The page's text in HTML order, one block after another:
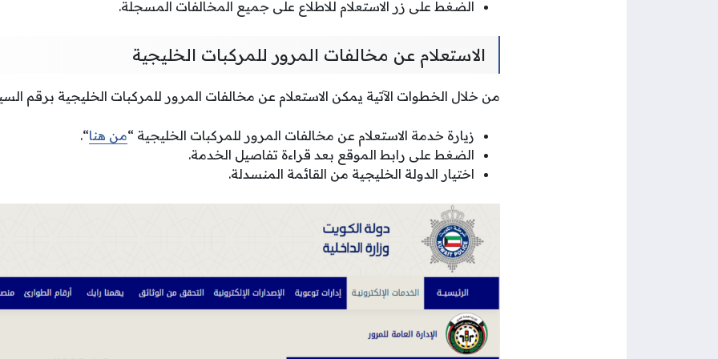
الضغط على زر الاستعلام للاطلاع على جميع المخالفات المسجلة.
الاستعلام عن مخالفات المرور للمركبات الخليجية
من خلال الخطوات الآتية يمكن الاستعلام عن مخالفات المرور للمركبات الخليجية برقم
زيارة خدمة الاستعلام عن مخالفات المرور للمركبات الخليجية “من هنا“.
الضغط على رابط الموقع بعد قراءة تفاصيل الخدمة.
اختيار الدولة الخليجية من القائمة المنسدلة.